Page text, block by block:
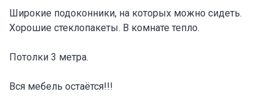
Широкие подоконники, на которых можно сидеть.
Хорошие стеклопакеты. В комнате тепло.
Потолки 3 метра.
Вся мебель остаётся!!!